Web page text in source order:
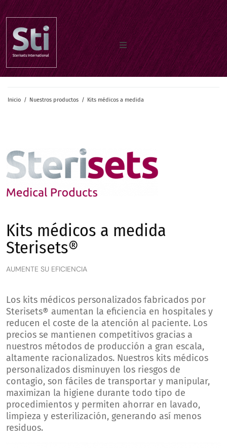
Inicio
Documentos
Contacto
Inicio / Nuestros productos / Kits médicos a medida
Kits médicos a medida
Sterisets®
AUMENTE SU EFICIENCIA
Los kits médicos personalizados fabricados por
Sterisets® aumentan la eficiencia en hospitales y
reducen el coste de la atención al paciente. Los
precios se mantienen competitivos gracias a
nuestros métodos de producción a gran escala,
altamente racionalizados. Nuestros kits médicos
personalizados disminuyen los riesgos de
contagio, son fáciles de transportar y manipular,
maximizan la higiene durante todo tipo de
procedimientos y permiten ahorrar en lavado,
limpieza y esterilización, generando así menos
residuos.